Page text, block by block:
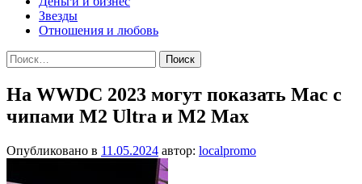
Звезды
Отношения и любовь
Найти:
На WWDC 2023 могут показать Mac с
чипами M2 Ultra и M2 Max
Опубликовано в 11.05.2024 автор: localpromo